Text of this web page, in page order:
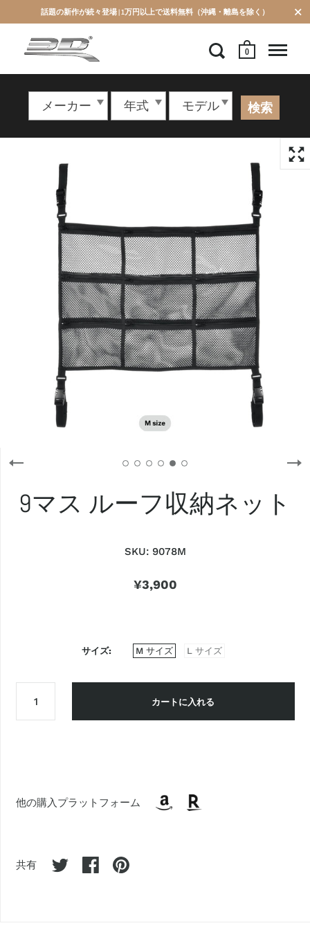
0
話題の新作が続々登場 | 1万円以上で送料無料（沖縄・離島を除く）
検索
9マス ルーフ収納ネット
SKU: 9078M
¥3,900
サイズ M サイズ L サイズ
カートに入れる
他の購入プラットフォーム
共有